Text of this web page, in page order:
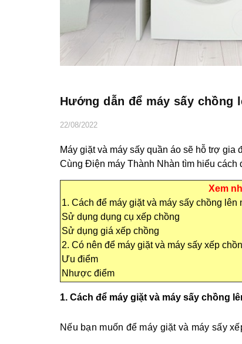
Hướng dẫn để máy sấy chồng
22/08/2022
Máy giặt và máy sấy quần áo sẽ hỗ trợ
Cùng Điện máy Thành Nhàn tìm hiểu cách
Xem
1. Cách để máy giặt và máy sấy chồng lên
Sử dụng dụng cụ xếp chồng
Sử dụng giá xếp chồng
2. Có nên để máy giặt và máy sấy xếp
Ưu điểm
Nhược điểm
1. Cách để máy giặt và máy sấy chồng
Nếu bạn muốn để máy giặt và máy sấy